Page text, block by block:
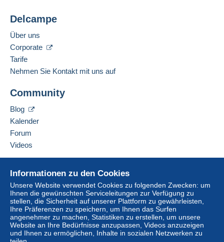
Informationen zu den Cookies
Unsere Website verwendet Cookies zu folgenden Zwecken: um
Ihnen die gewünschten Serviceleitungen zur Verfügung zu
stellen, die Sicherheit auf unserer Plattform zu gewährleisten,
Ihre Präferenzen zu speichern, um Ihnen das Surfen
angenehmer zu machen, Statistiken zu erstellen, um unsere
Website an Ihre Bedürfnisse anzupassen, Videos anzuzeigen
und Ihnen zu ermöglichen, Inhalte in sozialen Netzwerken zu
Delcampe
Über uns
Corporate
Tarife
Nehmen Sie Kontakt mit uns auf
Community
Blog
Kalender
Forum
Videos
Online-Hilfe
Auf Delcampe kaufen
Auf Delcampe verkaufen
Eine sichere Website